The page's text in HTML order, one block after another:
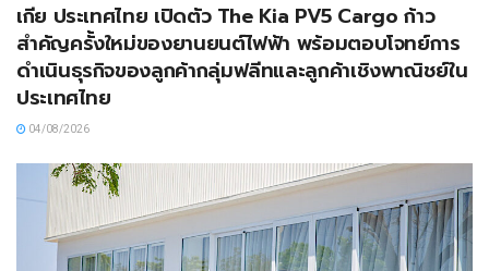
เกีย ประเทศไทย เปิดตัว The Kia PV5 Cargo ก้าว
สำคัญครั้งใหม่ของยานยนต์ไฟฟ้า พร้อมตอบโจทย์การ
ดำเนินธุรกิจของลูกค้ากลุ่มฟลีทและลูกค้าเชิงพาณิชย์ใน
ประเทศไทย
04/08/2026